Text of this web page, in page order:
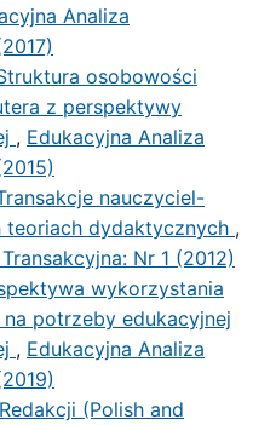
Analiza
osobowości
z perspektywy
, Edukacyjna Analiza
nauczyciel-
teoriach dydaktycznych ,
Nr 1 (2012)
wykorzystania
potrzeby edukacyjnej
, Edukacyjna Analiza
(Polish and